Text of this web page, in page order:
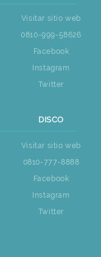
Visitar sitio web
0810-999-58626
Facebook
Instagram
Twitter
DISCO
Visitar sitio web
0810-777-8888
Facebook
Instagram
Twitter